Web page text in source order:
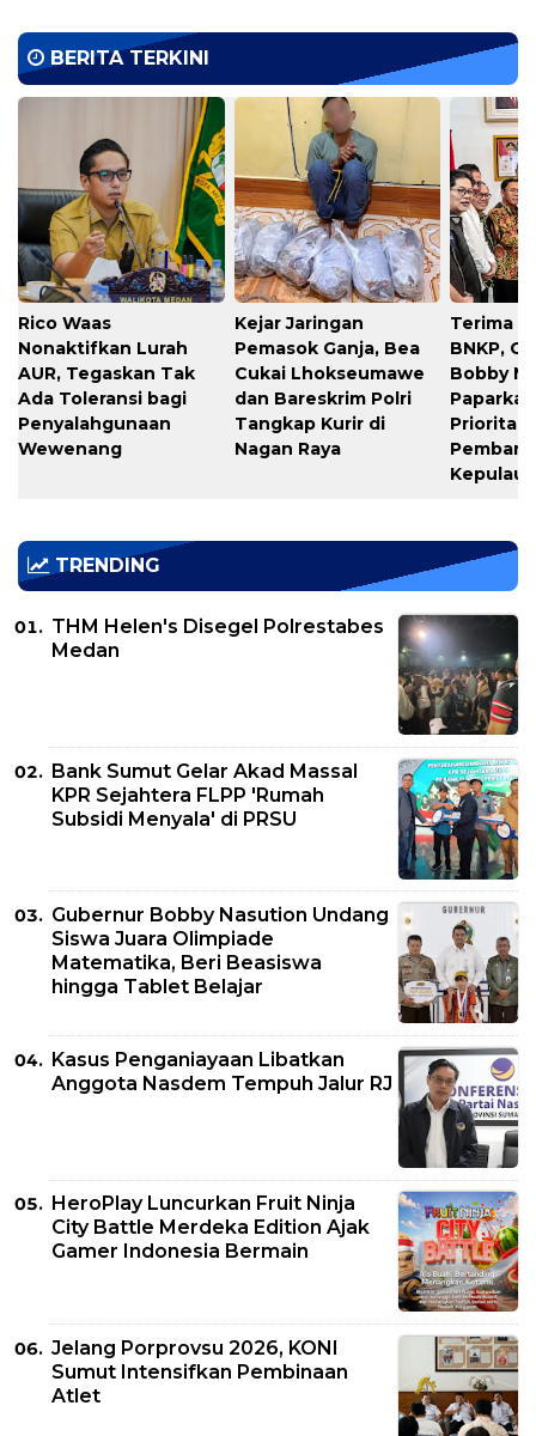
BERITA TERKINI
Rico Waas
Nonaktifkan Lurah
AUR, Tegaskan Tak
Ada Toleransi bagi
Penyalahgunaan
Wewenang
Kejar Jaringan
Pemasok Ganja, Bea
Cukai Lhokseumawe
dan Bareskrim Polri
Tangkap Kurir di
Nagan Raya
Terima
BNKP,
Bobby
Prioritas
TRENDING
THM Helen's Disegel Polrestabes
Medan
Bank Sumut Gelar Akad Massal
KPR Sejahtera FLPP 'Rumah
Subsidi Menyala' di PRSU
Gubernur Bobby Nasution Undang
Siswa Juara Olimpiade
Matematika, Beri Beasiswa
hingga Tablet Belajar
Kasus Penganiayaan Libatkan
Anggota Nasdem Tempuh Jalur RJ
HeroPlay Luncurkan Fruit Ninja
City Battle Merdeka Edition Ajak
Gamer Indonesia Bermain
Jelang Porprovsu 2026, KONI
Sumut Intensifkan Pembinaan
Atlet